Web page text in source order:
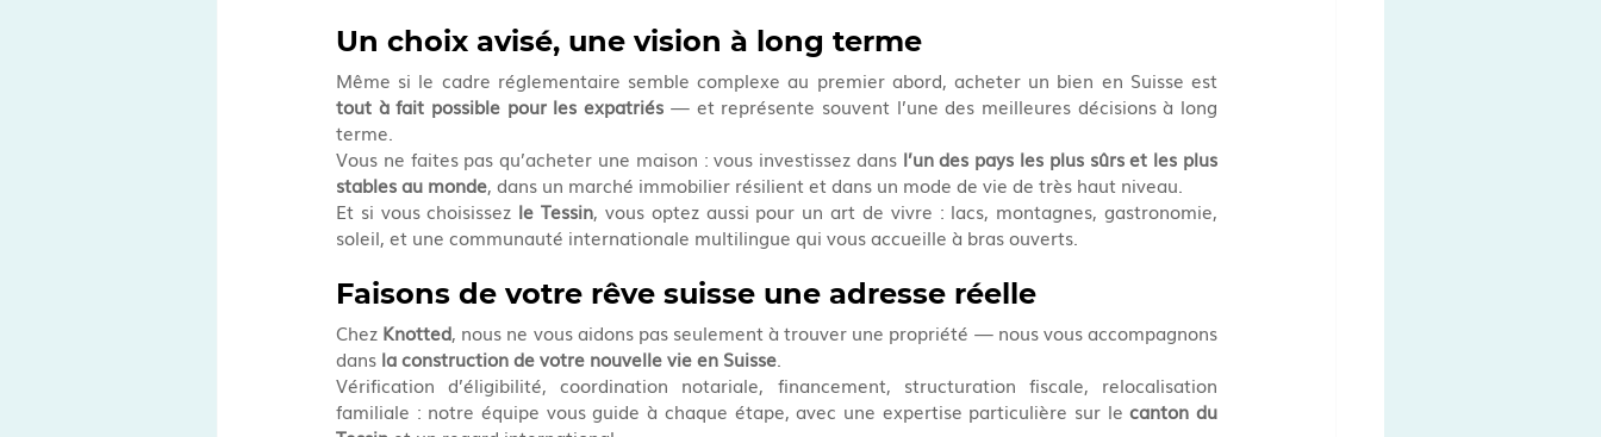
Un choix avisé, une vision à long terme
tout à fait possible pour les expatriés — et représente souvent l’une des meilleures décisions à long
terme.
Vous ne faites pas qu’acheter une maison : vous investissez dans l’un des pays les plus sûrs et les plus
stables au monde, dans un marché immobilier résilient et dans un mode de vie de très haut niveau.
Et si vous choisissez le Tessin, vous optez aussi pour un art de vivre : lacs, montagnes, gastronomie,
soleil, et une communauté internationale multilingue qui vous accueille à bras ouverts.
Faisons de votre rêve suisse une adresse réelle
Chez Knotted, nous ne vous aidons pas seulement à trouver une propriété — nous vous accompagnons
dans la construction de votre nouvelle vie en Suisse
Vérification d’éligibilité, coordination notariale, financement, structuration fiscale, relocalisation
familiale : notre équipe vous guide à chaque étape, avec une expertise particulière sur le canton du